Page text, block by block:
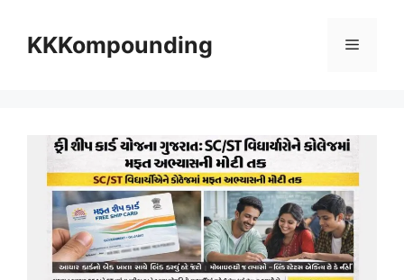
contentKKKompounding Menu